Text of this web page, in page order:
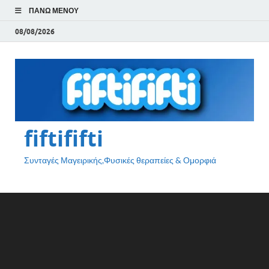
ΠΆΝΩ ΜΕΝΟΎ
08/08/2026
fiftififti
Συνταγές Μαγειρικής,Φυσικές θεραπείες & Ομορφιά